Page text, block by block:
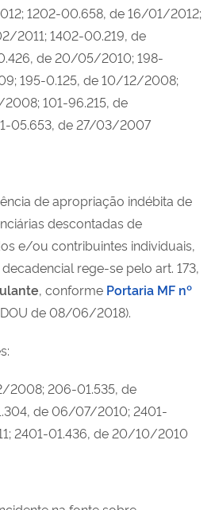
1202-00.658, de 16/01/2012;
2011; 1402-00.219, de
de 20/05/2010; 198-
195-0.125, de 10/12/2008;
101-96.215, de
05.653, de 27/03/2007
de apropriação indébita de
descontadas de
e/ou contribuintes individuais,
rege-se pelo art. 173,
, conforme Portaria MF nº
de 08/06/2018).
2008; 206-01.535, de
de 06/07/2010; 2401-
2401-01.436, de 20/10/2010